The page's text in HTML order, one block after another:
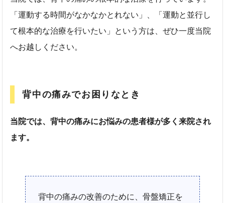
「運動する時間がなかなかとれない」、「運動と並行し
て根本的な治療を行いたい」という方は、ぜひ一度当院
へお越しください。
背中の痛みでお困りなとき
当院では、背中の痛みにお悩みの患者様が多く来院され
ます。
背中の痛みの改善のために、骨盤矯正を